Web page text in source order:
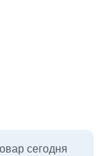
сегодня